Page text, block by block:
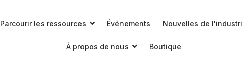
Parcourir les ressources Événements Nouvelles de
À propos de nous Boutique